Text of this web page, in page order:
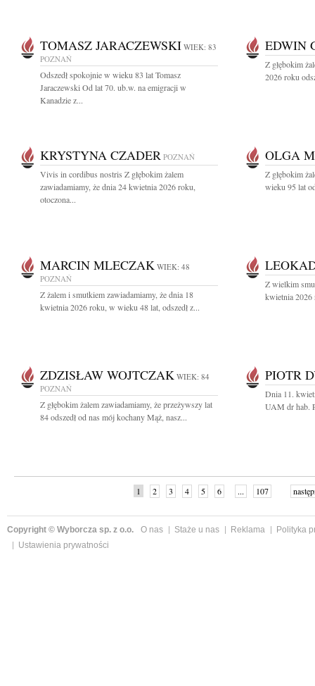
TOMASZ JARACZEWSKI WIEK: 83
POZNAŃ
Odszedł spokojnie w wieku 83 lat Tomasz
Jaraczewski Od lat 70. ub.w. na emigracji w
Kanadzie z...
EDWIN
Z głębokim
2026 roku
KRYSTYNA CZADER POZNAŃ
Vivis in cordibus nostris Z głębokim żalem
zawiadamiamy, że dnia 24 kwietnia 2026 roku,
otoczona...
OLGA
Z głębokim
wieku 95 lat
MARCIN MLECZAK WIEK: 48
POZNAŃ
Z żalem i smutkiem zawiadamiamy, że dnia 18
kwietnia 2026 roku, w wieku 48 lat, odszedł z...
Z wielkim
kwietnia 2026
ZDZISŁAW WOJTCZAK WIEK: 84
POZNAŃ
Z głębokim żalem zawiadamiamy, że przeżywszy lat
84 odszedł od nas mój kochany Mąż, nasz...
PIOTR
Dnia 11.
UAM dr hab.
1 2 3 4 5 6 ... 107
Copyright © Wyborcza sp. z o.o. O nas Staże u nas Reklama
Polityka
Ustawienia prywatności